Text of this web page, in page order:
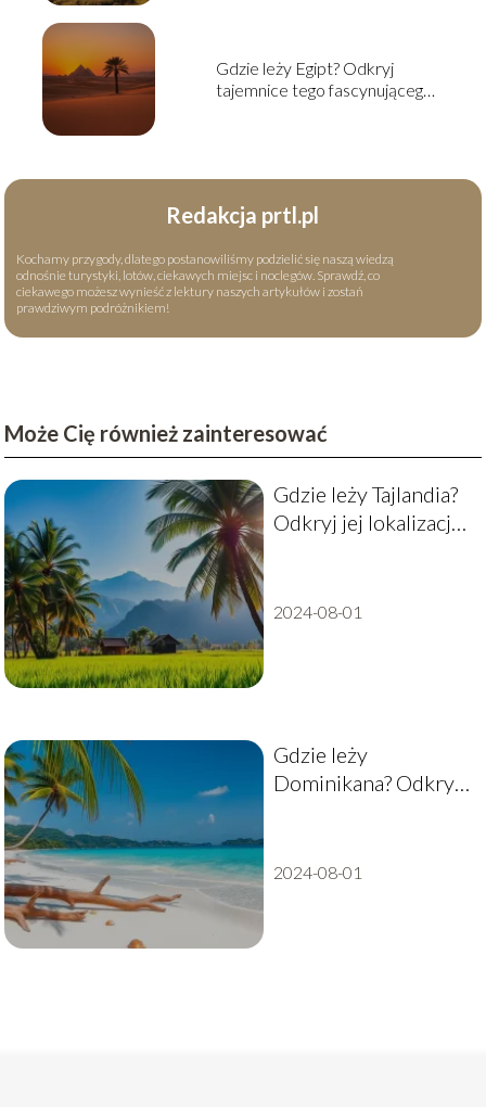
Gdzie leży Egipt? Odkryj
tajemnice tego fascynującego
Redakcja prtl.pl
Kochamy przygody, dlatego postanowiliśmy podzielić się naszą wiedzą
odnośnie turystyki, lotów, ciekawych miejsc i noclegów. Sprawdź, co
ciekawego możesz wynieść z lektury naszych artykułów i zostań
prawdziwym podróżnikiem!
Może Cię również zainteresować
Gdzie leży Tajlandia?
Odkryj jej lokalizację i
2024-08-01
Gdzie leży
Dominikana? Odkryj
2024-08-01